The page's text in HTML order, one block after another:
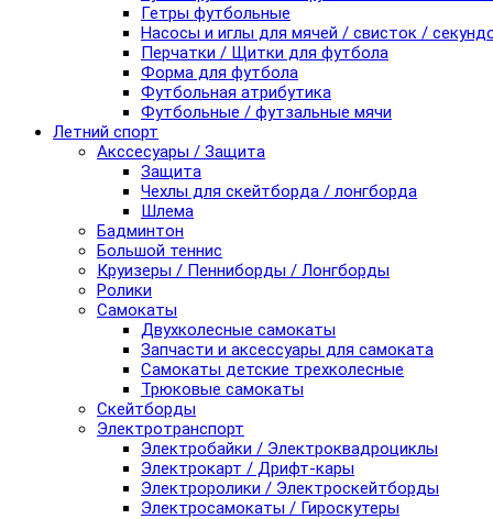
Гетры футбольные
Насосы и иглы для мячей / свисток /
Перчатки / Щитки для футбола
Форма для футбола
Футбольная атрибутика
Футбольные / футзальные мячи
Летний спорт
Акссесуары / Защита
Защита
Чехлы для скейтборда / лонгборда
Шлема
Бадминтон
Большой теннис
Круизеры / Пенниборды / Лонгборды
Ролики
Самокаты
Двухколесные самокаты
Запчасти и аксессуары для самоката
Самокаты детские трехколесные
Трюковые самокаты
Скейтборды
Электротранспорт
Электробайки / Электроквадроциклы
Электрокарт / Дрифт-кары
Электроролики / Электроскейтборды
Электросамокаты / Гироскутеры